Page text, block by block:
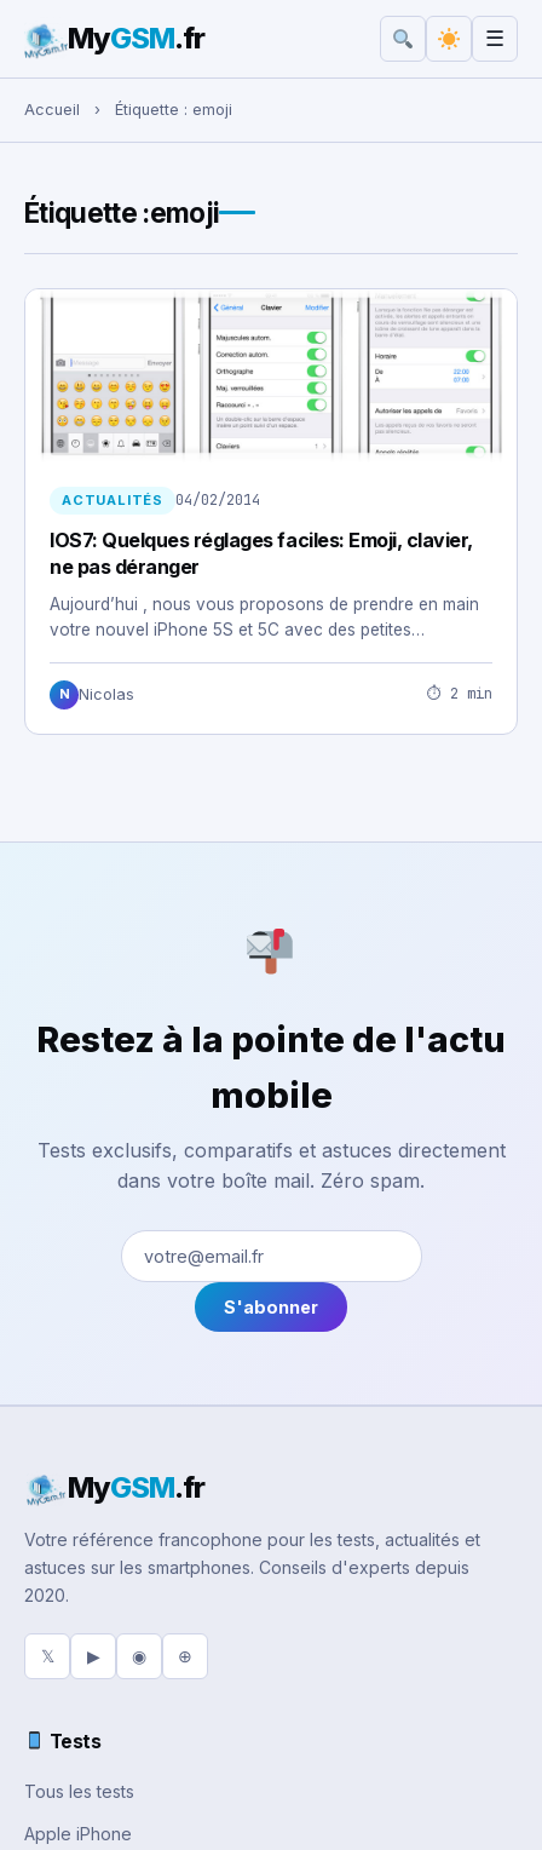
Rechercher :
MyGSM.fr ☰
Accueil › Étiquette : emoji
Étiquette :emoji
ACTUALITÉS 04/02/2014
IOS7: Quelques réglages faciles: Emoji, clavier,
ne pas déranger
Aujourd’hui , nous vous proposons de prendre en main
votre nouvel iPhone 5S et 5C avec des petites…
N Nicolas ⏱ 2 min
Restez à la pointe de l'actu
mobile
Tests exclusifs, comparatifs et astuces directement
dans votre boîte mail. Zéro spam.
S'abonner
MyGSM.fr
Votre référence francophone pour les tests, actualités et
astuces sur les smartphones. Conseils d'experts depuis
2020.
𝕏 ▶ ◉ ⊕
Tests
Tous les tests
Apple iPhone